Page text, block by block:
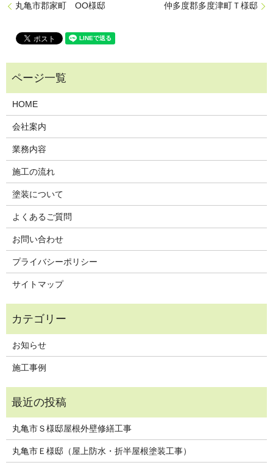
丸亀市郡家町 OO様邸 仲多度郡多度津町Ｔ様邸
HOME
会社案内
業務内容
施工の流れ
塗装について
よくあるご質問
お問い合わせ
プライバシーポリシー
サイトマップ
お知らせ
施工事例
丸亀市Ｓ様邸屋根外壁修繕工事
丸亀市Ｅ様邸（屋上防水・折半屋根塗装工事）